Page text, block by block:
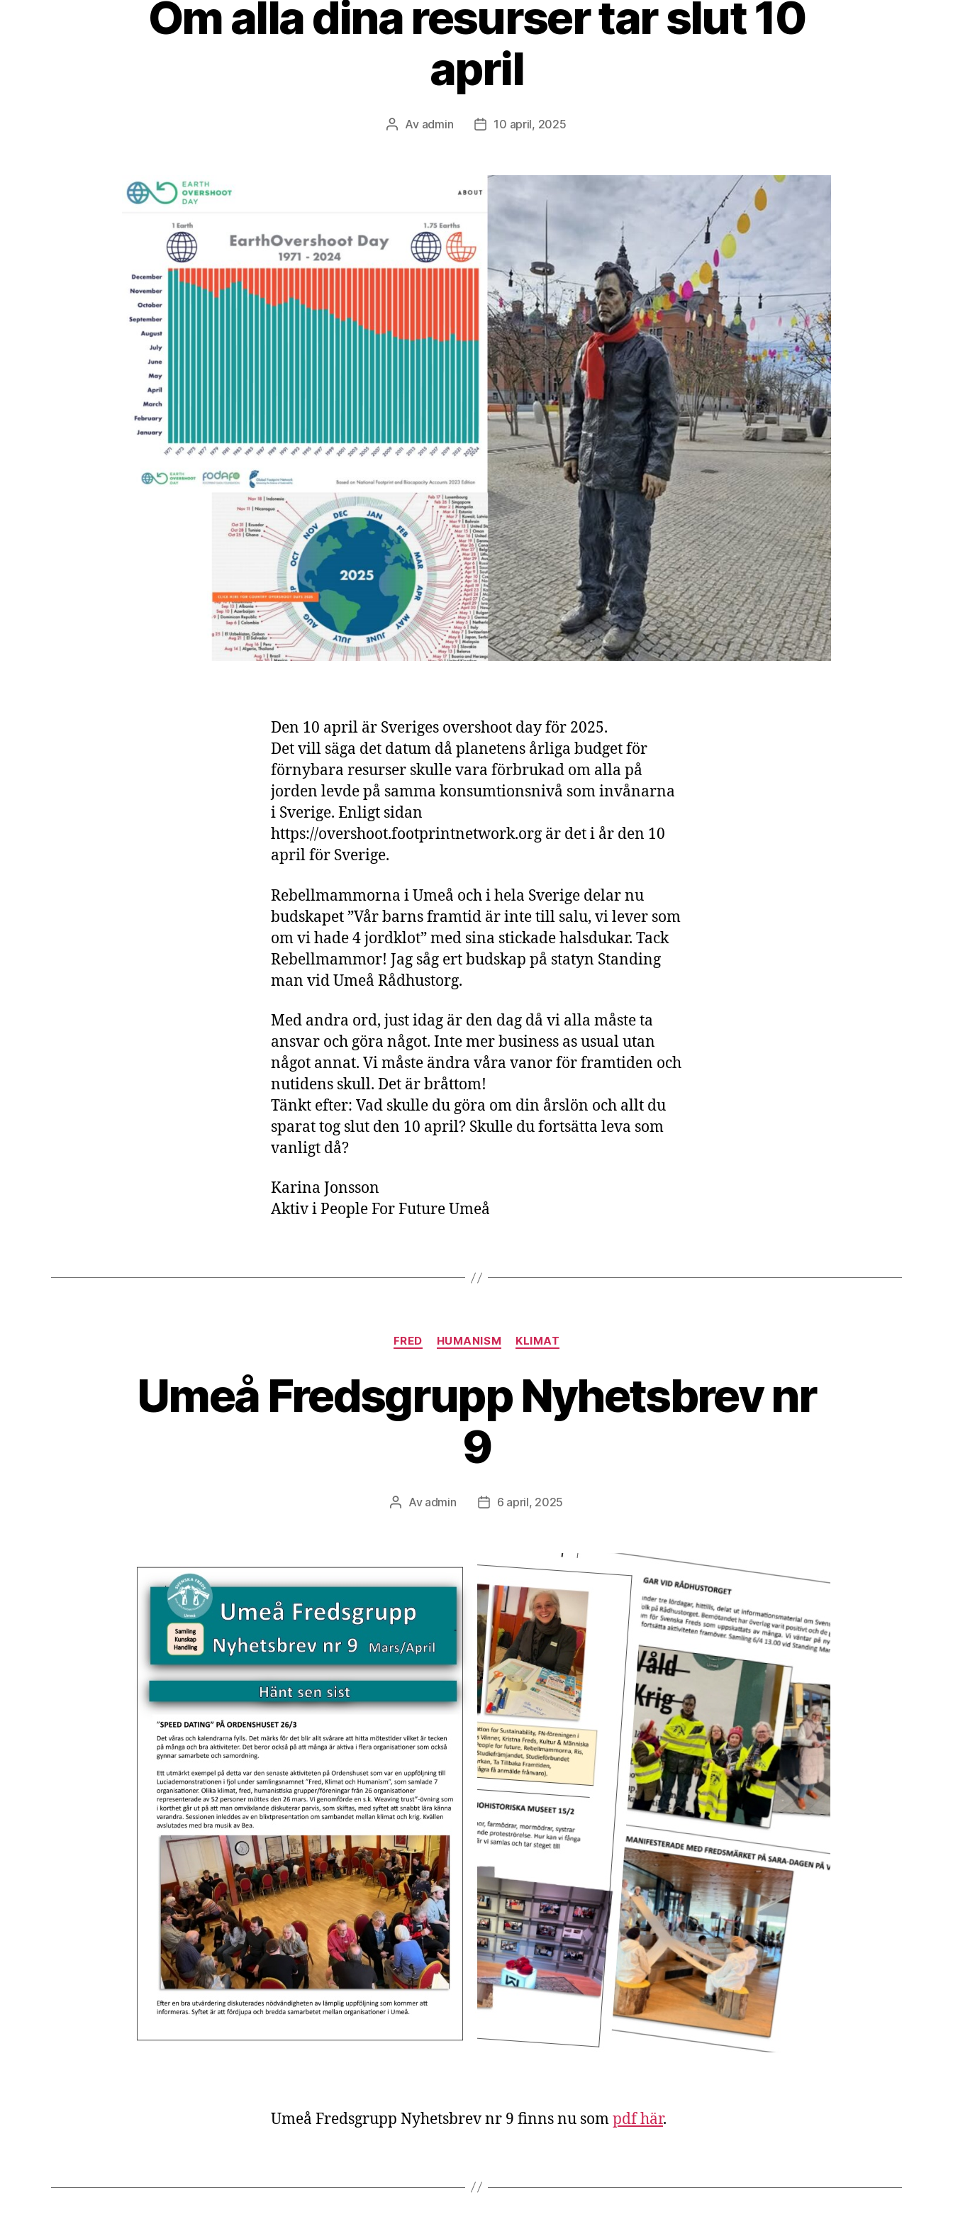
Om alla dina resurser tar slut 10
april
Inläggsförfattare
Av admin Inläggsdatum
10 april, 2025
Den 10 april är Sveriges overshoot day för 2025.
Det vill säga det datum då planetens årliga budget för
förnybara resurser skulle vara förbrukad om alla på
jorden levde på samma konsumtionsnivå som invånarna
i Sverige. Enligt sidan
https://overshoot.footprintnetwork.org är det i år den 10
april för Sverige.
Rebellmammorna i Umeå och i hela Sverige delar nu
budskapet ”Vår barns framtid är inte till salu, vi lever som
om vi hade 4 jordklot” med sina stickade halsdukar. Tack
Rebellmammor! Jag såg ert budskap på statyn Standing
man vid Umeå Rådhustorg.
Med andra ord, just idag är den dag då vi alla måste ta
ansvar och göra något. Inte mer business as usual utan
något annat. Vi måste ändra våra vanor för framtiden och
nutidens skull. Det är bråttom!
Tänkt efter: Vad skulle du göra om din årslön och allt du
sparat tog slut den 10 april? Skulle du fortsätta leva som
vanligt då?
Karina Jonsson
Aktiv i People For Future Umeå
Kategorier
FRED HUMANISM KLIMAT
Umeå Fredsgrupp Nyhetsbrev nr
9
Inläggsförfattare
Av admin Inläggsdatum
6 april, 2025
Umeå Fredsgrupp Nyhetsbrev nr 9 finns nu sompdf här.